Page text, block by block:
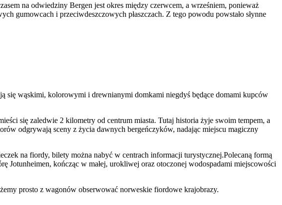
na odwiedziny Bergen jest okres między czerwcem, a wrześniem, ponieważ
gumowcach i przeciwdeszczowych płaszczach. Z tego powodu powstało słynne
się wąskimi, kolorowymi i drewnianymi domkami niegdyś będące domami kupców
się zaledwie 2 kilometry od centrum miasta. Tutaj historia żyje swoim tempem, a
odgrywają sceny z życia dawnych bergeńczyków, nadając miejscu magiczny
na fiordy, bilety można nabyć w centrach informacji turystycznej.Polecaną formą
Jotunheimen, kończąc w małej, urokliwej oraz otoczonej wodospadami miejscowości
prosto z wagonów obserwować norweskie fiordowe krajobrazy.